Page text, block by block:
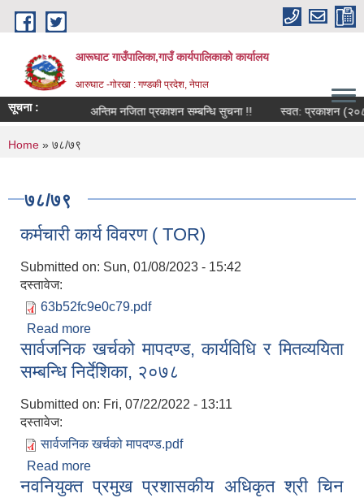
Skip to main content
आरूघाट गाउँपालिका,गाउँ कार्यपालिकाको कार्यालय
आरुघाट -गोरखा : गण्डकी प्रदेश, नेपाल
सूचना :
सूचना । अन्तिम नजिता प्रकाशन सम्बन्धि सुचना !! स्वत: प्रकाशन (२०८३
You are here
Home » ७८/७९
७८/७९
कर्मचारी कार्य विवरण ( TOR)
Submitted on: Sun, 01/08/2023 - 15:42
दस्तावेज:
63b52fc9e0c79.pdf
Read more
सार्वजनिक खर्चको मापदण्ड, कार्यविधि र मितव्ययिता
सम्बन्धि निर्देशिका, २०७८
Submitted on: Fri, 07/22/2022 - 13:11
दस्तावेज:
सार्वजनिक खर्चको मापदण्ड.pdf
Read more
सम्बन्धि निर्देशिका, २०७८
नवनियुक्त प्रमुख प्रशासकीय अधिकृत श्री चिन